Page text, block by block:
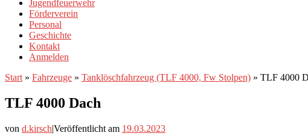
Jugendfeuerwehr
Förderverein
Personal
Geschichte
Kontakt
Anmelden
Start » Fahrzeuge » Tanklöschfahrzeug (TLF 4000, Fw Stolpen) » TLF 4000
TLF 4000 Dach
von d.kirsch|Veröffentlicht am 19.03.2023